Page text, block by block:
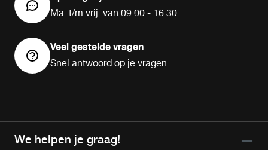
Ma. t/m vrij. van 09:00 - 16:30
Veel gestelde vragen
Snel antwoord op je vragen
We helpen je graag!